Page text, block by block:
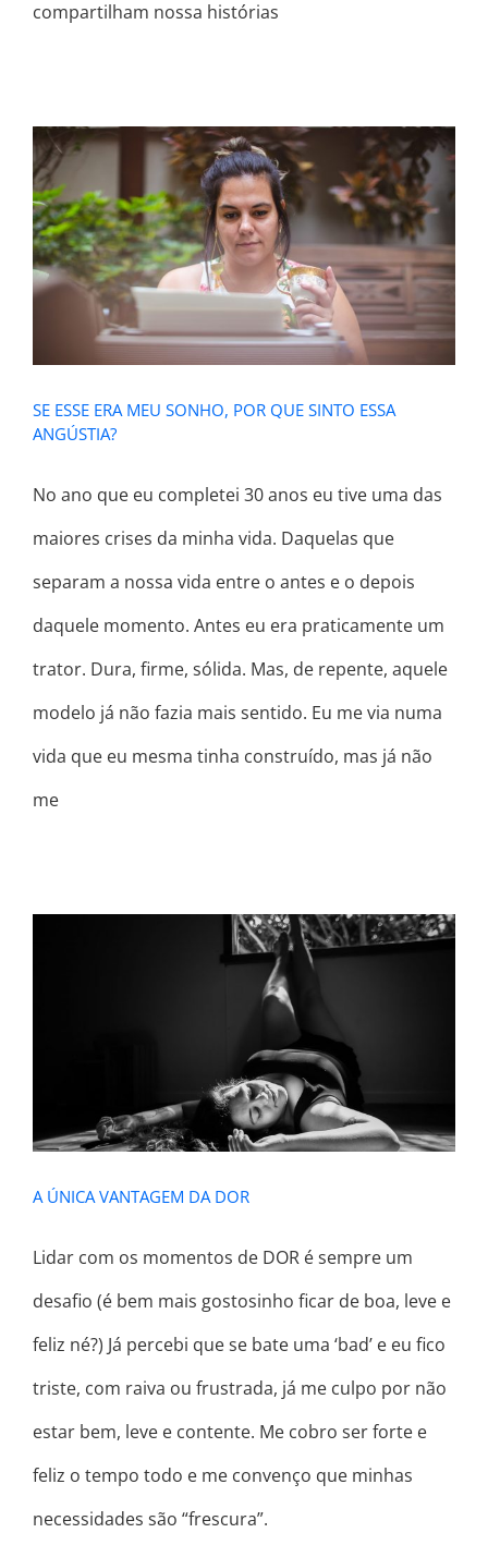
compartilham nossa histórias
SE ESSE ERA MEU SONHO, POR QUE
SINTO ESSA ANGÚSTIA?
SE ESSE ERA MEU SONHO, POR QUE SINTO ESSA
ANGÚSTIA?
No ano que eu completei 30 anos eu tive uma das
maiores crises da minha vida. Daquelas que
separam a nossa vida entre o antes e o depois
daquele momento. Antes eu era praticamente um
trator. Dura, firme, sólida. Mas, de repente, aquele
modelo já não fazia mais sentido. Eu me via numa
vida que eu mesma tinha construído, mas já não
me
A ÚNICA VANTAGEM DA DOR
A ÚNICA VANTAGEM DA DOR
Lidar com os momentos de DOR é sempre um
desafio (é bem mais gostosinho ficar de boa, leve e
feliz né?) Já percebi que se bate uma ‘bad’ e eu fico
triste, com raiva ou frustrada, já me culpo por não
estar bem, leve e contente. Me cobro ser forte e
feliz o tempo todo e me convenço que minhas
necessidades são “frescura”.